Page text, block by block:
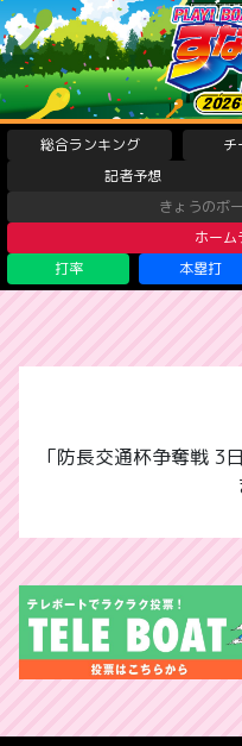
総合ランキング チ
記者予想
きょうのボ
ホーム
打率
本塁打
「防長交通杯争奪戦 3